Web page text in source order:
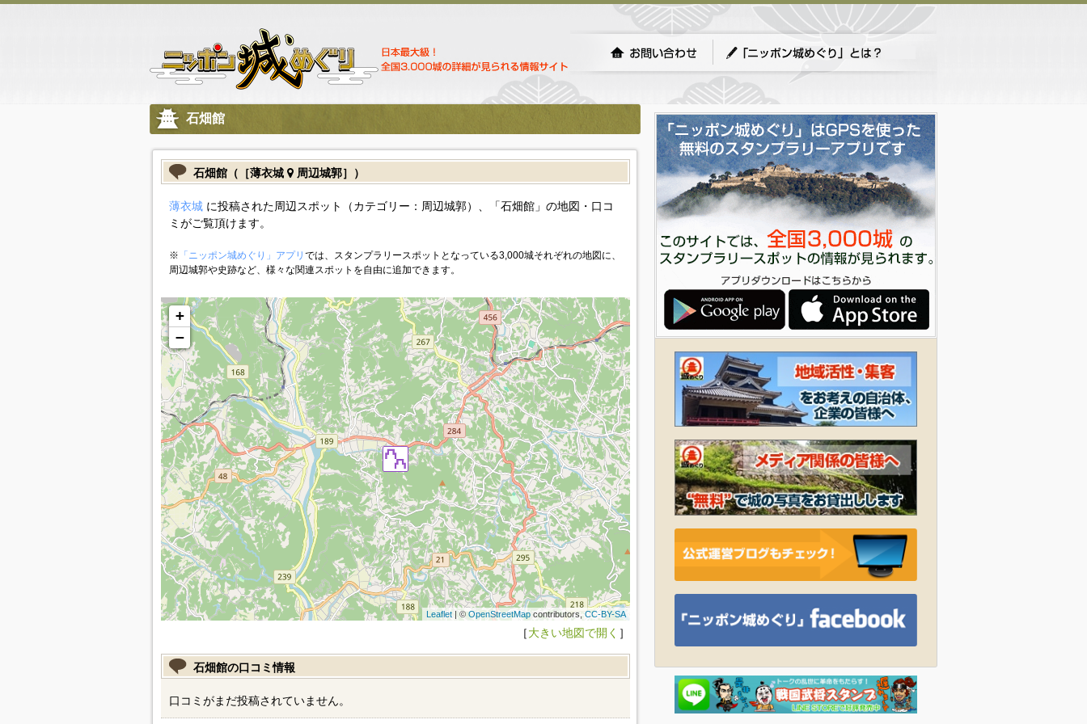
石畑館
石畑館（［薄衣城 周辺城郭］）
薄衣城に投稿された周辺スポット（カテゴリー：周辺城郭）、「石畑館」の地図・口コ
ミがご覧頂けます。
※ 「ニッポン城めぐり」アプリ では、スタンプラリースポットとなっている3,000城それぞれの地図に、
周辺城郭や史跡など、様々な関連スポットを自由に追加できます。
+
−
Leaflet| © OpenStreetMapcontributors,CC-BY-SA
［大きい地図で開く ］
石畑館の口コミ情報
口コミがまだ投稿されていません。